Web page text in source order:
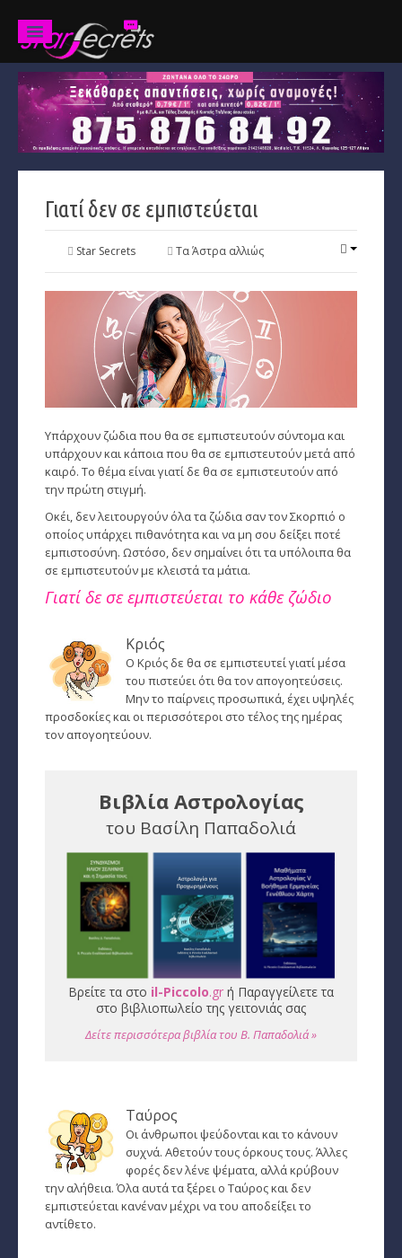
Προβλέψεις
Χαρακτηριστικά
Παρθένος
Σκορπιός
Ινδιάνικο Ωροσκόπιο
Κέλτικο Ωροσκόπιο
Ερωτική Συναστρία
Αστρολογικός Χάρτης
Ζώδια και δυσκολίες
Ζώδια και έρωτας
Ζώδια και μόδα
Γιατί δεν σε εμπιστεύεται
Star Secrets Τα Άστρα αλλιώς
Υπάρχουν ζώδια που θα σε εμπιστευτούν σύντομα και
υπάρχουν και κάποια που θα σε εμπιστευτούν μετά από
καιρό. Το θέμα είναι γιατί δε θα σε εμπιστευτούν από
την πρώτη στιγμή.
Οκέι, δεν λειτουργούν όλα τα ζώδια σαν τον Σκορπιό ο
οποίος υπάρχει πιθανότητα και να μη σου δείξει ποτέ
εμπιστοσύνη. Ωστόσο, δεν σημαίνει ότι τα υπόλοιπα θα
σε εμπιστευτούν με κλειστά τα μάτια.
Γιατί δε σε εμπιστεύεται το κάθε ζώδιο
Κριός
Ο Κριός δε θα σε εμπιστευτεί γιατί μέσα
του πιστεύει ότι θα τον απογοητεύσεις.
Μην το παίρνεις προσωπικά, έχει υψηλές
προσδοκίες και οι περισσότεροι στο τέλος της ημέρας
τον απογοητεύουν.
Βιβλία Αστρολογίας
του Βασίλη Παπαδολιά
Βρείτε τα στο il-Piccolo.gr ή Παραγγείλετε τα
στο βιβλιοπωλείο της γειτονιάς σας
Δείτε περισσότερα βιβλία του Β. Παπαδολιά »
Ταύρος
Οι άνθρωποι ψεύδονται και το κάνουν
συχνά. Αθετούν τους όρκους τους. Άλλες
φορές δεν λένε ψέματα, αλλά κρύβουν
την αλήθεια. Όλα αυτά τα ξέρει ο Ταύρος και δεν
εμπιστεύεται κανέναν μέχρι να του αποδείξει το
αντίθετο.